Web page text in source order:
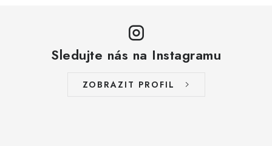
Sledujte nás na Instagramu
ZOBRAZIT PROFIL